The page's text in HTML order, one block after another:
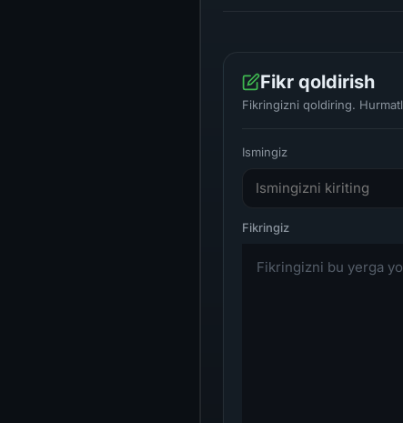
Fikr qoldirish
Fikringizni qoldiring.
Ismingiz